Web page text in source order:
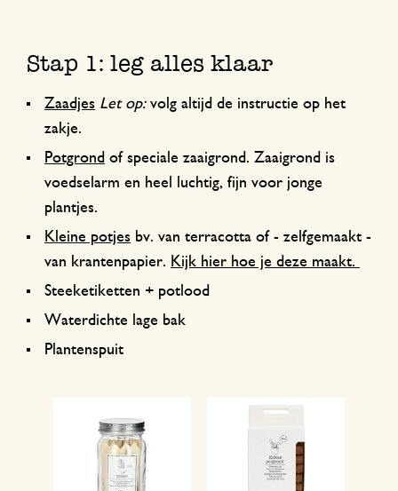
Stap 1: leg alles klaar
Zaadjes Let op:volg altijd de instructie op het
zakje.
Potgrond of speciale zaaigrond. Zaaigrond is
voedselarm en heel luchtig, fijn voor jonge
plantjes.
Kleine potjes bv. van terracotta of - zelfgemaakt -
van krantenpapier. Kijk hier hoe je deze maakt.
Steeketiketten + potlood
Waterdichte lage bak
Plantenspuit